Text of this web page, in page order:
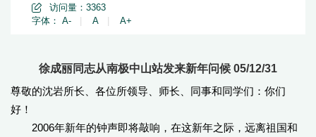
访问量： 3363
字体： A- A A+
徐成丽同志从南极中山站发来新年问候 05/12/31
尊敬的沈岩所长、各位所领导、师长、同事和同学们：你们
好！
2006年新年的钟声即将敲响，在这新年之际，远离祖国和